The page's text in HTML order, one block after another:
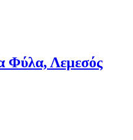
Φύλα, Λεμεσός